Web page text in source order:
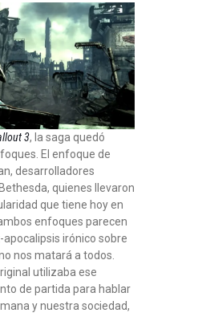
3, la saga quedó
El enfoque de
desarrolladores
quienes llevaron
que tiene hoy en
enfoques parecen
apocalipsis irónico sobre
nos matará a todos.
utilizaba ese
de partida para hablar
y nuestra sociedad,